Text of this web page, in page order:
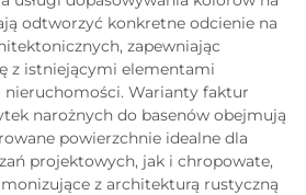
odtworzyć konkretne odcienie na
zapewniając
z istniejącymi elementami
nieruchomości. Warianty faktur
narożnych do basenów obejmują
powierzchnie idealne dla
projektowych, jak i chropowate,
z architekturą rustyczną